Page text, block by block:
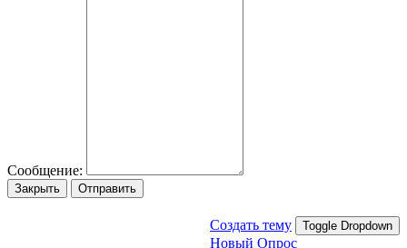
Сообщение:
Закрыть Отправить
Создать тему Toggle Dropdown
Новый Опрос